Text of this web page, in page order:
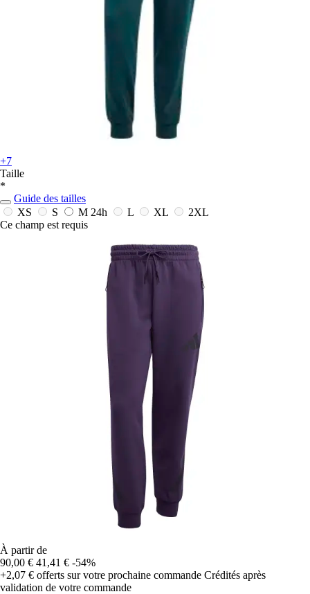
+7
Taille
*
Guide des tailles
XS
S M 24h L XL
2XL
Ce champ est requis
À partir de
90,00 € 41,41 € -54%
+2,07 € offerts sur votre prochaine commande Crédités après
validation de votre commande